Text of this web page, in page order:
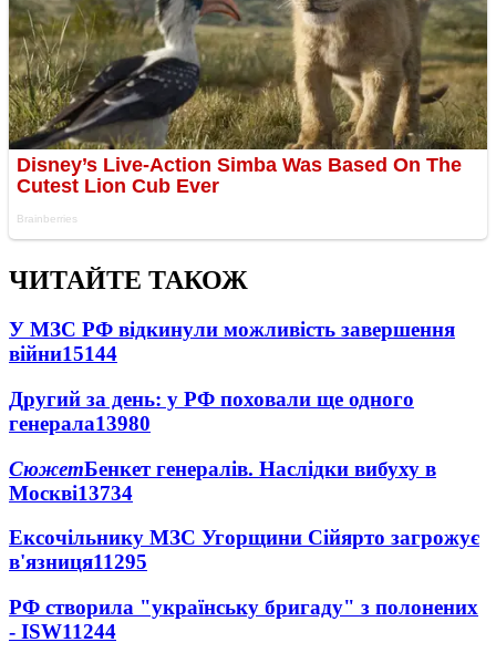
ЧИТАЙТЕ ТАКОЖ
У МЗС РФ відкинули можливість завершення
війни15144
Другий за день: у РФ поховали ще одного
генерала13980
СюжетБенкет генералів. Наслідки вибуху в
Москві13734
Ексочільнику МЗС Угорщини Сійярто загрожує
в'язниця11295
РФ створила "українську бригаду" з полонених
- ISW11244